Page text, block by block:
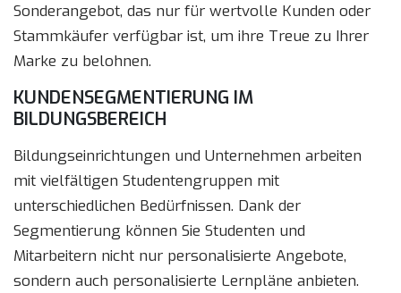
Sonderangebot, das nur für wertvolle Kunden oder
Stammkäufer verfügbar ist, um ihre Treue zu Ihrer
Marke zu belohnen.
KUNDENSEGMENTIERUNG IM
BILDUNGSBEREICH
Bildungseinrichtungen und Unternehmen arbeiten
mit vielfältigen Studentengruppen mit
unterschiedlichen Bedürfnissen. Dank der
Segmentierung können Sie Studenten und
Mitarbeitern nicht nur personalisierte Angebote,
sondern auch personalisierte Lernpläne anbieten.